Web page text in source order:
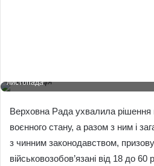
листопада
Верховна Рада ухвалила
воєнного стану, а разом з ним і
з чинним законодавством,
військовозобов’язані від 18 до